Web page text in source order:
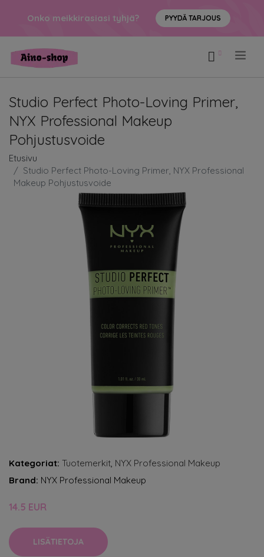
Onko meikkirasiasi tyhjä? PYYDÄ TARJOUS
Studio Perfect Photo-Loving Primer,
NYX Professional Makeup
Pohjustusvoide
Etusivu
Studio Perfect Photo-Loving Primer, NYX Professional
Makeup Pohjustusvoide
Kategoriat: Tuotemerkit, NYX Professional Makeup
Brand: NYX Professional Makeup
14.5 EUR
LISÄTIETOJA